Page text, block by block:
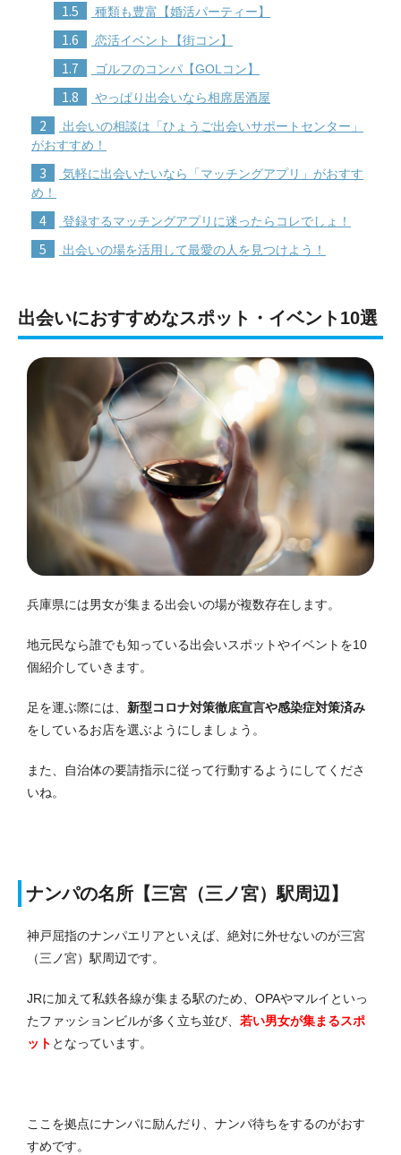
1.5 種類も豊富【婚活パーティー】
1.6 恋活イベント【街コン】
1.7 ゴルフのコンパ【GOLコン】
1.8 やっぱり出会いなら相席居酒屋
2
出会いの相談は「ひょうご出会いサポートセンター」
がおすすめ！
3
気軽に出会いたいなら「マッチングアプリ」がおすす
め！
4 登録するマッチングアプリに迷ったらコレでしょ！
5 出会いの場を活用して最愛の人を見つけよう！
出会いにおすすめなスポット・イベント10選
兵庫県には男女が集まる出会いの場が複数存在します。
地元民なら誰でも知っている出会いスポットやイベントを10
個紹介していきます。
足を運ぶ際には、 新型コロナ対策徹底宣言や感染症対策済み
をしているお店を選ぶようにしましょう。
また、自治体の要請指示に従って行動するようにしてくださ
いね。
ナンパの名所【三宮（三ノ宮）駅周辺】
神戸屈指のナンパエリアといえば、絶対に外せないのが三宮
（三ノ宮）駅周辺です。
JRに加えて私鉄各線が集まる駅のため、OPAやマルイといっ
たファッションビルが多く立ち並び、 若い男女が集まるスポ
ット となっています。
ここを拠点にナンパに励んだり、ナンパ待ちをするのがおす
すめです。